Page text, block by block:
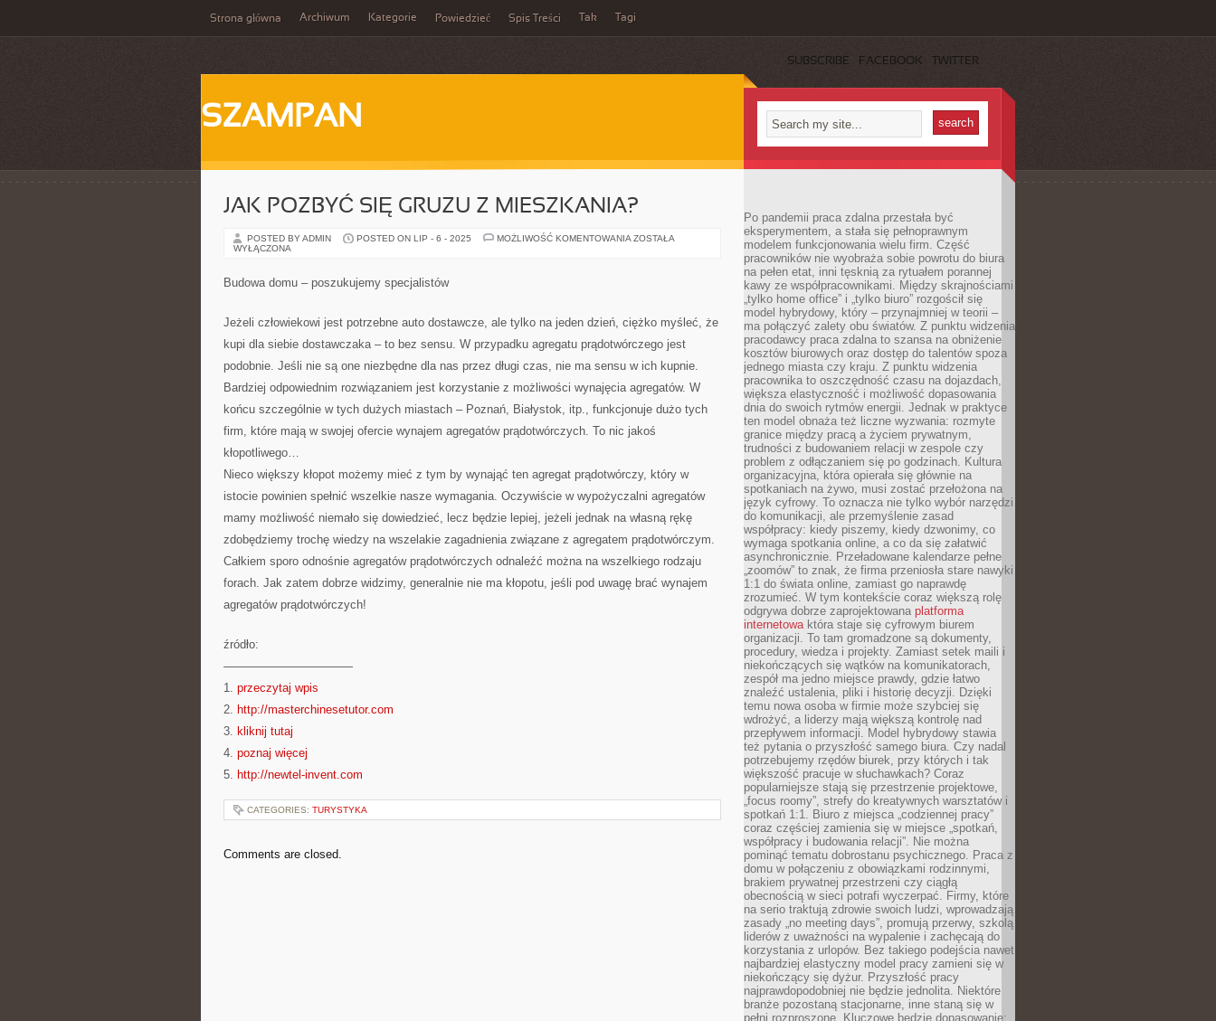
Strona główna Archiwum Kategorie Powiedzieć Spis Treści Tak Tagi
SUBSCRIBE FACEBOOK TWITTER
SZAMPAN
JAK POZBYĆ SIĘ GRUZU Z MIESZKANIA?
POSTED BY ADMIN POSTED ON LIP - 6 - 2025 MOŻLIWOŚĆ KOMENTOWANIA JAK
ZOSTAŁA
WYŁĄCZONA
Budowa domu – poszukujemy specjalistów
Jeżeli człowiekowi jest potrzebne auto dostawcze, ale tylko na jeden dzień, ciężko myśleć, że
kupi dla siebie dostawczaka – to bez sensu. W przypadku agregatu prądotwórczego jest
podobnie. Jeśli nie są one niezbędne dla nas przez długi czas, nie ma sensu w ich kupnie.
Bardziej odpowiednim rozwiązaniem jest korzystanie z możliwości wynajęcia agregatów. W
końcu szczególnie w tych dużych miastach – Poznań, Białystok, itp., funkcjonuje dużo tych
firm, które mają w swojej ofercie wynajem agregatów prądotwórczych. To nic jakoś
kłopotliwego…
Nieco większy kłopot możemy mieć z tym by wynająć ten agregat prądotwórczy, który w
istocie powinien spełnić wszelkie nasze wymagania. Oczywiście w wypożyczalni agregatów
mamy możliwość niemało się dowiedzieć, lecz będzie lepiej, jeżeli jednak na własną rękę
zdobędziemy trochę wiedzy na wszelakie zagadnienia związane z agregatem prądotwórczym.
Całkiem sporo odnośnie agregatów prądotwórczych odnaleźć można na wszelkiego rodzaju
forach. Jak zatem dobrze widzimy, generalnie nie ma kłopotu, jeśli pod uwagę brać wynajem
agregatów prądotwórczych!
źródło:
———————————
1. przeczytaj wpis
2. http://masterchinesetutor.com
3. kliknij tutaj
4. poznaj więcej
5. http://newtel-invent.com
CATEGORIES: TURYSTYKA
Comments are closed.
Po pandemii praca zdalna przestała być
eksperymentem, a stała się pełnoprawnym
modelem funkcjonowania wielu firm. Część
pracowników nie wyobraża sobie powrotu do biura
na pełen etat, inni tęsknią za rytuałem porannej
kawy ze współpracownikami. Między skrajnościami
„tylko home office” i „tylko biuro” rozgościł się
model hybrydowy, który – przynajmniej w teorii –
ma połączyć zalety obu światów. Z punktu widzenia
pracodawcy praca zdalna to szansa na obniżenie
kosztów biurowych oraz dostęp do talentów spoza
jednego miasta czy kraju. Z punktu widzenia
pracownika to oszczędność czasu na dojazdach,
większa elastyczność i możliwość dopasowania
dnia do swoich rytmów energii. Jednak w praktyce
ten model obnaża też liczne wyzwania: rozmyte
granice między pracą a życiem prywatnym,
trudności z budowaniem relacji w zespole czy
problem z odłączaniem się po godzinach. Kultura
organizacyjna, która opierała się głównie na
spotkaniach na żywo, musi zostać przełożona na
język cyfrowy. To oznacza nie tylko wybór narzędzi
do komunikacji, ale przemyślenie zasad
współpracy: kiedy piszemy, kiedy dzwonimy, co
wymaga spotkania online, a co da się załatwić
asynchronicznie. Przeładowane kalendarze pełne
„zoomów” to znak, że firma przeniosła stare nawyki
1:1 do świata online, zamiast go naprawdę
zrozumieć. W tym kontekście coraz większą rolę
odgrywa dobrze zaprojektowana platforma
internetowaktóra staje się cyfrowym biurem
organizacji. To tam gromadzone są dokumenty,
procedury, wiedza i projekty. Zamiast setek maili i
niekończących się wątków na komunikatorach,
zespół ma jedno miejsce prawdy, gdzie łatwo
znaleźć ustalenia, pliki i historię decyzji. Dzięki
temu nowa osoba w firmie może szybciej się
wdrożyć, a liderzy mają większą kontrolę nad
przepływem informacji. Model hybrydowy stawia
też pytania o przyszłość samego biura. Czy nadal
potrzebujemy rzędów biurek, przy których i tak
większość pracuje w słuchawkach? Coraz
popularniejsze stają się przestrzenie projektowe,
„focus roomy”, strefy do kreatywnych warsztatów i
spotkań 1:1. Biuro z miejsca „codziennej pracy”
coraz częściej zamienia się w miejsce „spotkań,
współpracy i budowania relacji”. Nie można
pominąć tematu dobrostanu psychicznego. Praca z
domu w połączeniu z obowiązkami rodzinnymi,
brakiem prywatnej przestrzeni czy ciągłą
obecnością w sieci potrafi wyczerpać. Firmy, które
na serio traktują zdrowie swoich ludzi, wprowadzają
zasady „no meeting days”, promują przerwy, szkolą
liderów z uważności na wypalenie i zachęcają do
korzystania z urlopów. Bez takiego podejścia nawet
najbardziej elastyczny model pracy zamieni się w
niekończący się dyżur. Przyszłość pracy
najprawdopodobniej nie będzie jednolita. Niektóre
branże pozostaną stacjonarne, inne staną się w
pełni rozproszone. Kluczowe będzie dopasowanie: